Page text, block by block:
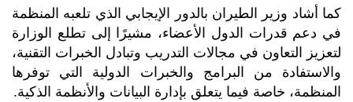
كما أشاد وزير الطيران بالدور الإيجابي الذي تلعبه المنظمة
في دعم قدرات الدول الأعضاء، مشيرًا إلى تطلع الوزارة
لتعزيز التعاون في مجالات التدريب وتبادل الخبرات التقنية،
والاستفادة من البرامج والخبرات الدولية التي توفرها
المنظمة، خاصة فيما يتعلق بإدارة البيانات والأنظمة الذكية.